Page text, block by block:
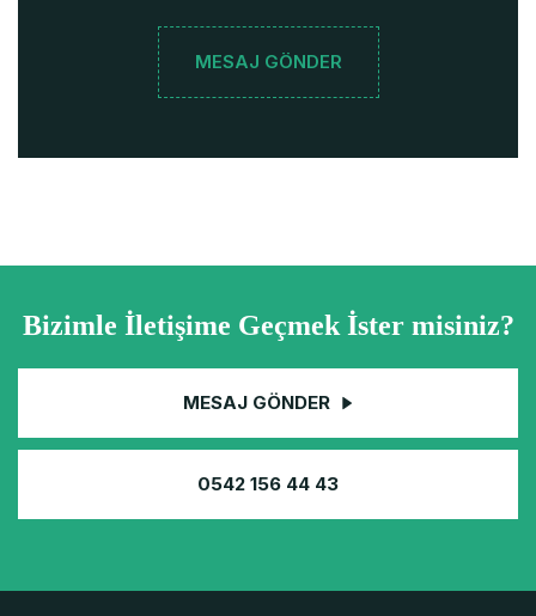
MESAJ GÖNDER
Bizimle İletişime Geçmek İster misiniz?
MESAJ GÖNDER
0542 156 44 43